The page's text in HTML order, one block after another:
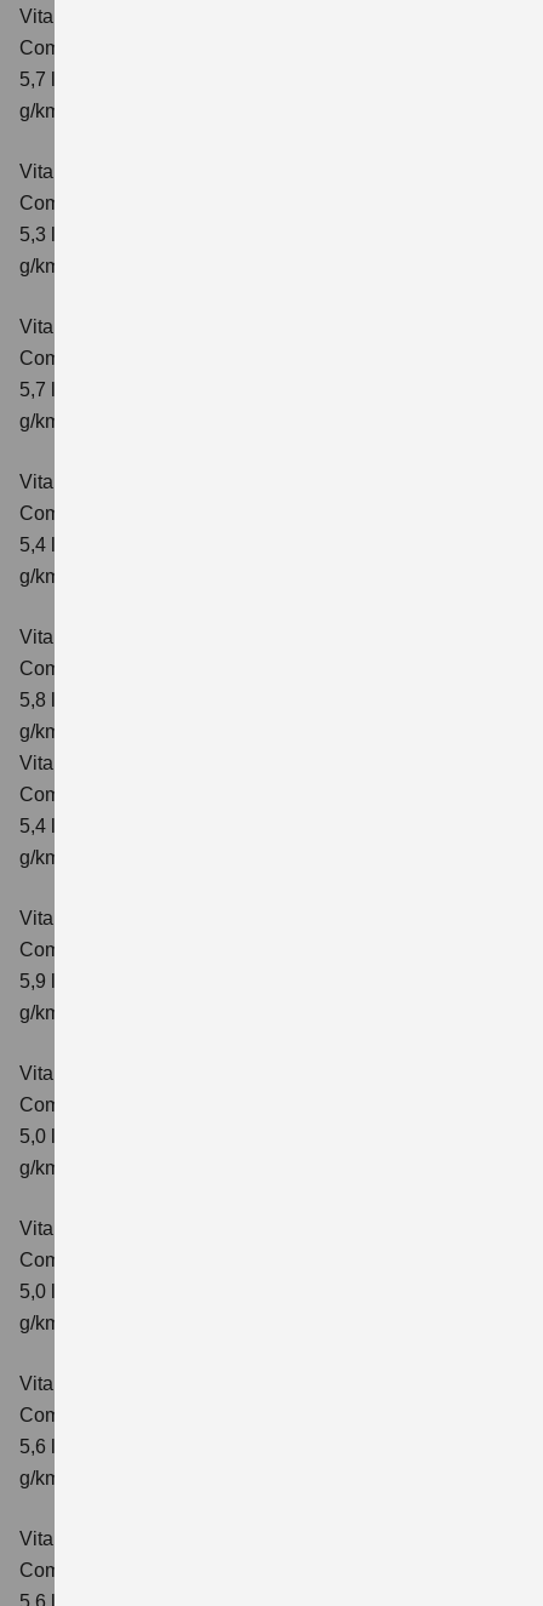
Vitara 1.4 BOOSTERJET HYBRID AT
Comfort
5,7 l/100 km; kombinierter Wert der CO₂-Emission: 129
g/km; CO₂-Klasse: D
Vitara 1.4 BOOSTERJET HYBRID
Comfort+
5,3 l/100km; kombinierter Wert der CO₂-Emission: 120
g/km; CO₂-Klasse: D
Vitara 1.4 BOOSTERJET HYBRID AT
Comfort+
5,7 l/100km; kombinierter Wert der CO₂-Emission: 130
g/km; CO₂-Klasse: D
Vitara 1.4 BOOSTERJET HYBRID ALLGRIP
Comfort
5,4 l/100km; kombinierter Wert der CO₂-Emission: 129
g/km; CO₂-Klasse: D
Vitara 1.4 BOOSTERJET HYBRID ALLGRIP AT
Comfort
5,8 l/100 km; kombinierter Wert der CO₂-Emission: 137
g/km; CO₂-Klasse: E
Vitara 1.4 BOOSTERJET HYBRID ALLGRIP
Comfort+ Verbrauchswerte: kombinierter Energieverbrauch
5,4 l/100km; kombinierter Wert der CO₂-Emission: 129
g/km; CO₂-Klasse: D
Vitara 1.4 BOOSTERJET HYBRID ALLGRIP AT
Comfort+
5,9 l/100 km; kombinierter Wert der CO₂-Emission: 138
g/km; CO₂-Klasse: E
Vitara 1.5 DUALJET HYBRID AGS
Comfort
5,0 l/100km; kombinierter Wert der CO₂-Emission: 113
g/km; CO₂-Klasse: C
Vitara 1.5 DUALJET HYBRID AGS
Comfort+
5,0 l/100km; kombinierter Wert der CO₂-Emission: 114
g/km; CO₂-Klasse: C
Vitara 1.5 DUALJET HYBRID ALLGRIP AGS
Comfort
5,6 l/100km; kombinierter Wert der CO₂-Emission: 126
g/km; CO₂-Klasse: D
Vitara 1.5 DUALJET HYBRID ALLGRIP AGS
Comfort+
5,6 l/100km; kombinierter Wert der CO₂-Emission: 127